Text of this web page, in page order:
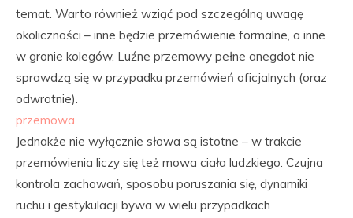
temat. Warto również wziąć pod szczególną uwagę
okoliczności – inne będzie przemówienie formalne, a inne
w gronie kolegów. Luźne przemowy pełne anegdot nie
sprawdzą się w przypadku przemówień oficjalnych (oraz
odwrotnie).
przemowa
Jednakże nie wyłącznie słowa są istotne – w trakcie
przemówienia liczy się też mowa ciała ludzkiego. Czujna
kontrola zachowań, sposobu poruszania się, dynamiki
ruchu i gestykulacji bywa w wielu przypadkach